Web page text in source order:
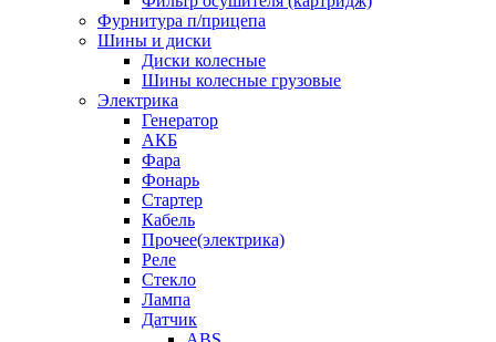
Фурнитура п/прицепа
Шины и диски
Диски колесные
Шины колесные грузовые
Электрика
Генератор
АКБ
Фара
Фонарь
Стартер
Кабель
Прочее(электрика)
Реле
Стекло
Лампа
Датчик